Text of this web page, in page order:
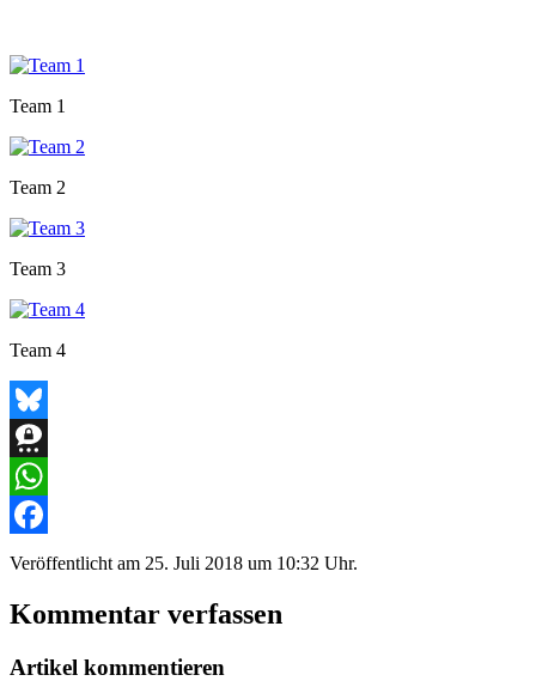
Team 1
Team 2
Team 3
Team 4
Bluesky
Threema
WhatsApp
Facebook
Veröffentlicht am 25. Juli 2018 um 10:32 Uhr.
Kommentar verfassen
Artikel kommentieren